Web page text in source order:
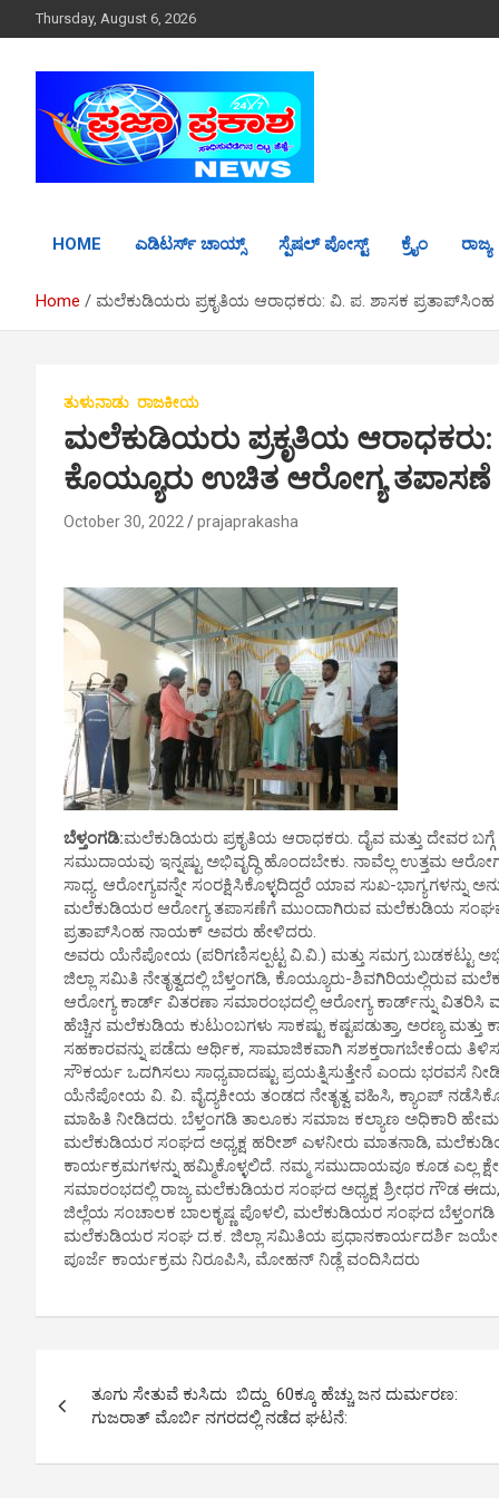
k
Thursday, August 6, 2026
HOME ಎಡಿಟರ್ಸ್ ಚಾಯ್ಸ್ ಸ್ಪೆಷಲ್ ಪೋಸ್ಟ್ ಕ್ರೈಂ ರಾಜ್ಯ
Home ಮಲೆಕುಡಿಯರು ಪ್ರಕೃತಿಯ ಆರಾಧಕರು: ವಿ. ಪ. ಶಾಸಕ
ತುಳುನಾಡು ರಾಜಕೀಯ
ಮಲೆಕುಡಿಯರು ಪ್ರಕೃತಿಯ
ಕೊಯ್ಯೂರು ಉಚಿತ ಆರೋಗ್ಯ ತಪಾಸಣೆ
October 30, 2022 prajaprakasha
ಬೆಳ್ತಂಗಡಿ:ಮಲೆಕುಡಿಯರು ಪ್ರಕೃತಿಯ ಆರಾಧಕರು. ದೈವ ಮತ್ತು ದೇವರ
ಸಮುದಾಯವು ಇನ್ನಷ್ಟು ಅಭಿವೃದ್ಧಿ ಹೊಂದಬೇಕು. ನಾವೆಲ್ಲ ಉತ್ತಮ
ಸಾಧ್ಯ. ಆರೋಗ್ಯವನ್ನೇ ಸಂರಕ್ಷಿಸಿಕೊಳ್ಳದಿದ್ದರೆ ಯಾವ ಸುಖ-
ಮಲೆಕುಡಿಯರ ಆರೋಗ್ಯ ತಪಾಸಣೆಗೆ ಮುಂದಾಗಿರುವ ಮಲೆಕುಡಿಯ
ಪ್ರತಾಪ್‌ಸಿಂಹ ನಾಯಕ್ ಅವರು ಹೇಳಿದರು.
ಅವರು ಯೆನೆಪೋಯ (ಪರಿಗಣಿಸಲ್ಪಟ್ಟ ವಿ.ವಿ.) ಮತ್ತು ಸಮಗ್ರ
ಜಿಲ್ಲಾ ಸಮಿತಿ ನೇತೃತ್ವದಲ್ಲಿ ಬೆಳ್ತಂಗಡಿ, ಕೊಯ್ಯೂರು-
ಆರೋಗ್ಯ ಕಾರ್ಡ್ ವಿತರಣಾ ಸಮಾರಂಭದಲ್ಲಿ ಆರೋಗ್ಯ ಕಾರ್ಡ್‌ನ್ನು ವಿತರಿಸಿ
ಹೆಚ್ಚಿನ ಮಲೆಕುಡಿಯ ಕುಟುಂಬಗಳು ಸಾಕಷ್ಟು ಕಷ್ಟಪಡುತ್ತಾ, ಅರಣ್ಯ
ಸಹಕಾರವನ್ನು ಪಡೆದು ಆರ್ಥಿಕ, ಸಾಮಾಜಿಕವಾಗಿ ಸಶಕ್ತರಾಗಬೇಕೆಂದು
ಸೌಕರ್ಯ ಒದಗಿಸಲು ಸಾಧ್ಯವಾದಷ್ಟು ಪ್ರಯತ್ನಿಸುತ್ತೇನೆ ಎಂದು ಭರವಸೆ
ಯೆನೆಪೋಯ ವಿ. ವಿ. ವೈದ್ಯಕೀಯ ತಂಡದ ನೇತೃತ್ವ ವಹಿಸಿ, ಕ್ಯಾಂಪ್
ಮಾಹಿತಿ ನೀಡಿದರು. ಬೆಳ್ತಂಗಡಿ ತಾಲೂಕು ಸಮಾಜ ಕಲ್ಯಾಣ ಅಧಿಕಾರಿ
ಮಲೆಕುಡಿಯರ ಸಂಘದ ಅಧ್ಯಕ್ಷ ಹರೀಶ್ ಎಳನೀರು ಮಾತನಾಡಿ,
ಕಾರ್ಯಕ್ರಮಗಳನ್ನು ಹಮ್ಮಿಕೊಳ್ಳಲಿದೆ. ನಮ್ಮ ಸಮುದಾಯವೂ ಕೂಡ ಎಲ್ಲ
ಸಮಾರಂಭದಲ್ಲಿ ರಾಜ್ಯ ಮಲೆಕುಡಿಯರ ಸಂಘದ ಅಧ್ಯಕ್ಷ ಶ್ರೀಧರ ಗೌಡ
ಜಿಲ್ಲೆಯ ಸಂಚಾಲಕ ಬಾಲಕೃಷ್ಣ ಪೊಳಲಿ, ಮಲೆಕುಡಿಯರ ಸಂಘದ
ಮಲೆಕುಡಿಯರ ಸಂಘ ದ.ಕ. ಜಿಲ್ಲಾ ಸಮಿತಿಯ ಪ್ರಧಾನಕಾರ್ಯದರ್ಶಿ ಜಯೇಂದ್ರ
ಪೂರ್ಜೆ ಕಾರ್ಯಕ್ರಮ ನಿರೂಪಿಸಿ, ಮೋಹನ್ ನಿಡ್ಲೆ ವಂದಿಸಿದರು
s
ತೂಗು ಸೇತುವೆ ಕುಸಿದು ಬಿದ್ದು 60ಕ್ಕೂ ಹೆಚ್ಚು ಜನ ದುರ್ಮರಣ:
ಗುಜರಾತ್ ಮೊರ್ಬಿ ನಗರದಲ್ಲಿ ನಡೆದ ಘಟನೆ: